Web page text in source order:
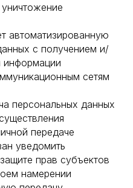
автоматизированную
с получением и/
информации
сетям
персональных данных
передаче
уведомить
прав субъектов
намерении